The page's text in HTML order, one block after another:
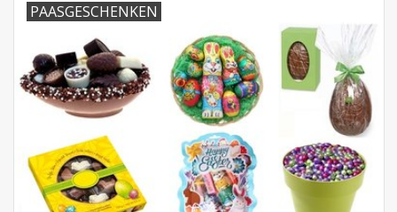
PAASGESCHENKEN